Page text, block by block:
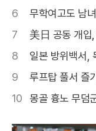
6
무학여고도 남
7
美日 공동 개입
8
일본 방위백서,
9
루프탑 풀서 즐
10
몽골 흉노 무덤